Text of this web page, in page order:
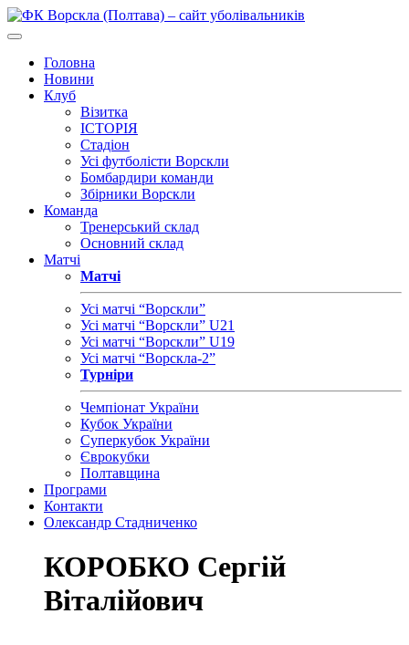
Головна
Новини
Клуб
Візитка
ІСТОРІЯ
Стадіон
Усі футболісти Ворскли
Бомбардири команди
Збірники Ворскли
Команда
Тренерський склад
Основний склад
Матчі
Матчі
Усі матчі “Ворскли”
Усі матчі “Ворскли” U21
Усі матчі “Ворскли” U19
Усі матчі “Ворскла-2”
Турніри
Чемпіонат України
Кубок України
Суперкубок України
Єврокубки
Полтавщина
Програми
Контакти
Олександр Стадниченко
КОРОБКО Сергій
Віталійович